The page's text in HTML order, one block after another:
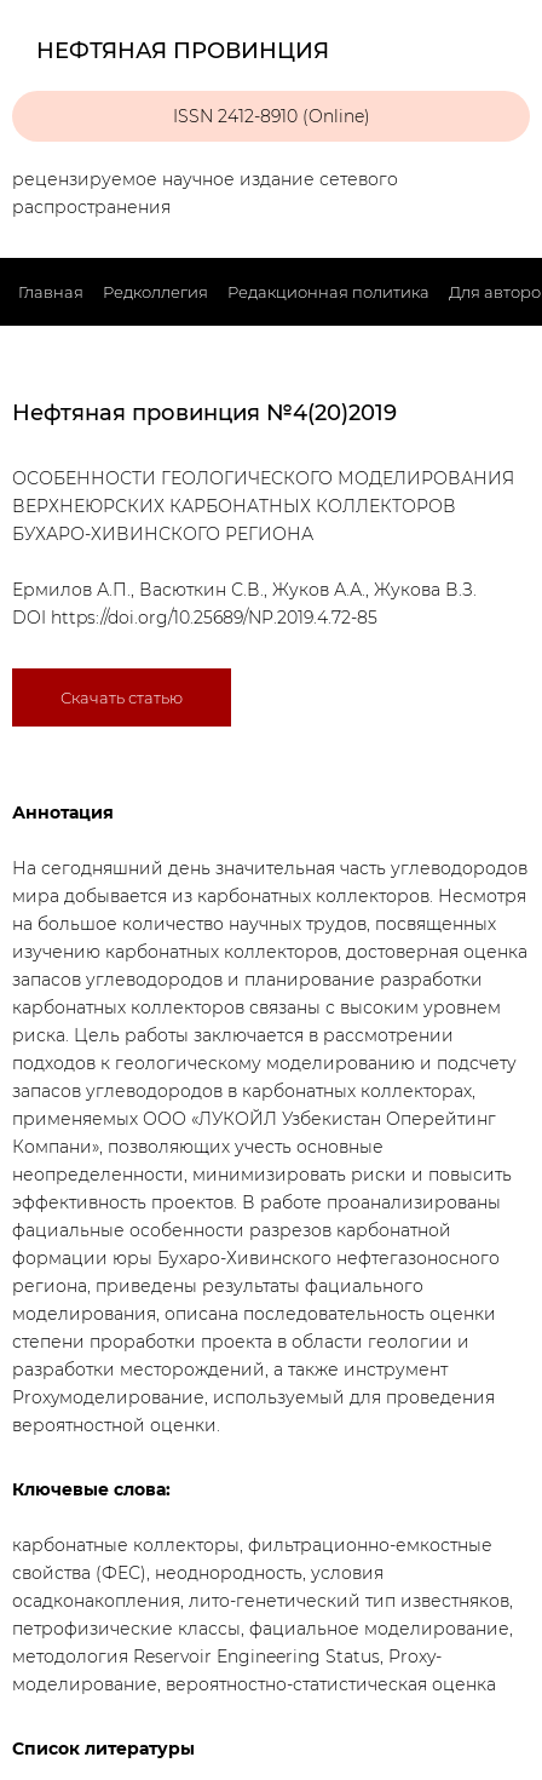
НЕФТЯНАЯ ПРОВИНЦИЯ
ISSN 2412-8910 (Online)
рецензируемое научное издание сетевого
распространения
Главная Редколлегия Редакционная политика Для
Нефтяная провинция №4(20)2019
ОСОБЕННОСТИ ГЕОЛОГИЧЕСКОГО МОДЕЛИРОВАНИЯ
ВЕРХНЕЮРСКИХ КАРБОНАТНЫХ КОЛЛЕКТОРОВ
БУХАРО-ХИВИНСКОГО РЕГИОНА
Ермилов А.П., Васюткин С.В., Жуков А.А., Жукова В.З.
DOI https://doi.org/10.25689/NP.2019.4.72-85
Скачать статью
Аннотация
На сегодняшний день значительная часть углеводородов
мира добывается из карбонатных коллекторов. Несмотря
на большое количество научных трудов, посвященных
изучению карбонатных коллекторов, достоверная оценка
запасов углеводородов и планирование разработки
карбонатных коллекторов связаны с высоким уровнем
риска. Цель работы заключается в рассмотрении
подходов к геологическому моделированию и подсчету
запасов углеводородов в карбонатных коллекторах,
применяемых ООО «ЛУКОЙЛ Узбекистан Оперейтинг
Компани», позволяющих учесть основные
неопределенности, минимизировать риски и повысить
эффективность проектов. В работе проанализированы
фациальные особенности разрезов карбонатной
формации юры Бухаро-Хивинского нефтегазоносного
региона, приведены результаты фациального
моделирования, описана последовательность оценки
степени проработки проекта в области геологии и
разработки месторождений, а также инструмент
Proxyмоделирование, используемый для проведения
вероятностной оценки.
Ключевые слова:
карбонатные коллекторы, фильтрационно-емкостные
свойства (ФЕС), неоднородность, условия
осадконакопления, лито-генетический тип известняков,
петрофизические классы, фациальное моделирование,
методология Reservoir Engineering Status, Proxy-
моделирование, вероятностно-статистическая оценка
Список литературы